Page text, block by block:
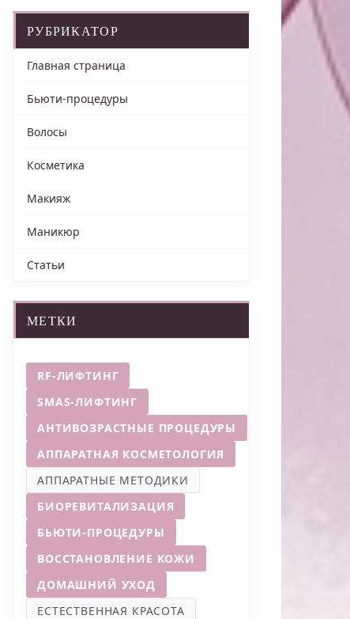
РУБРИКАТОР
Главная страница
Бьюти-процедуры
Волосы
Косметика
Макияж
Маникюр
Статьи
МЕТКИ
RF-ЛИФТИНГ
SMAS-ЛИФТИНГ
АНТИВОЗРАСТНЫЕ ПРОЦЕДУРЫ
АППАРАТНАЯ КОСМЕТОЛОГИЯ
АППАРАТНЫЕ МЕТОДИКИ
БИОРЕВИТАЛИЗАЦИЯ
БЬЮТИ-ПРОЦЕДУРЫ
ВОССТАНОВЛЕНИЕ КОЖИ
ДОМАШНИЙ УХОД
ЕСТЕСТВЕННАЯ КРАСОТА